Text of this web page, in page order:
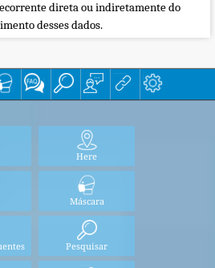
direta ou indiretamente do
desses dados.
Here
Máscara
Pesquisar